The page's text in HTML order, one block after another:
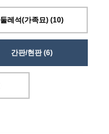
둘레석(가족묘) (10)
간판/현판 (6)